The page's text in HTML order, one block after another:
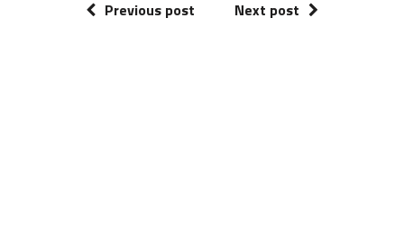
Previous post Next post